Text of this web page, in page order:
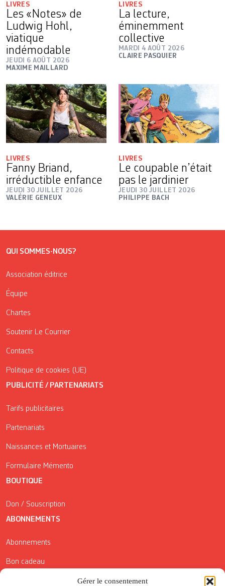
Gérer le consentement
LIVRES
Les «Notes» de
Ludwig Hohl,
viatique
indémodable
JEUDI 6 AOÛT 2026
MAXIME MAILLARD
LIVRES
La lecture,
éminemment
collective
MARDI 4 AOÛT 2026
CLAIRE PASQUIER
LIVRES
Fanny Briand,
irréductible enfance
JEUDI 30 JUILLET 2026
VALÉRIE GENEUX
LIVRES
Le coupable n’était
pas le jardinier
JEUDI 30 JUILLET 2026
PHILIPPE BACH
QUI SOMMES-NOUS?
Association éditrice
Équipe
Chartes
Soutenir Le Courrier
Contacts
Politique de cookies (UE)
PUBLICITÉ / PARTENARIATS
Tarifs publicitaires
Partenariats
Naissances et Mortuaires
Formulaire Mémento
BOUTIQUE
Don / Souscription
ABONNEMENTS
Abonnements
Bon cadeau
Conditions générales de vente